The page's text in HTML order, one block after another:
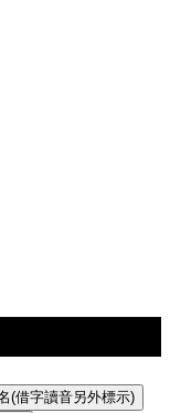
(借字讀音另外標示)